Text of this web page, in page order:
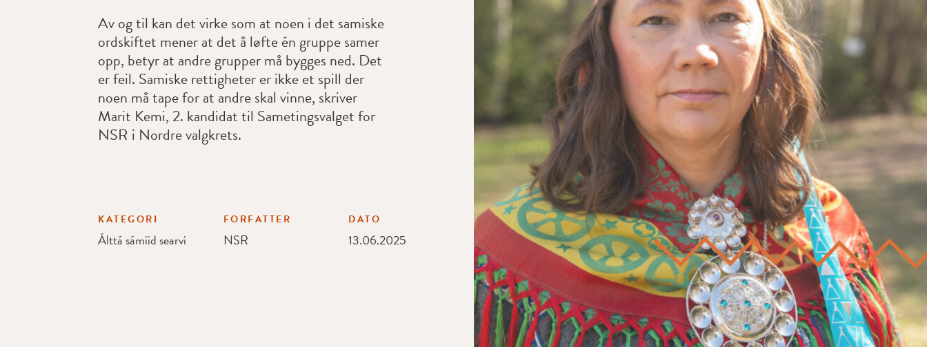
Av og til kan det virke som at noen i det samiske
ordskiftet mener at det å løfte én gruppe samer
opp, betyr at andre grupper må bygges ned. Det
er feil. Samiske rettigheter er ikke et spill der
noen må tape for at andre skal vinne, skriver
Marit Kemi, 2. kandidat til Sametingsvalget for
NSR i Nordre valgkrets.
KATEGORI
Álttá sámiid searvi
FORFATTER
NSR
DATO
13.06.2025